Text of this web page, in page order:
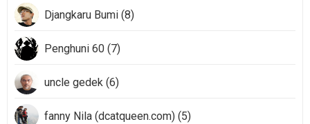
Djangkaru Bumi (8)
Penghuni 60 (7)
uncle gedek (6)
fanny Nila (dcatqueen.com) (5)